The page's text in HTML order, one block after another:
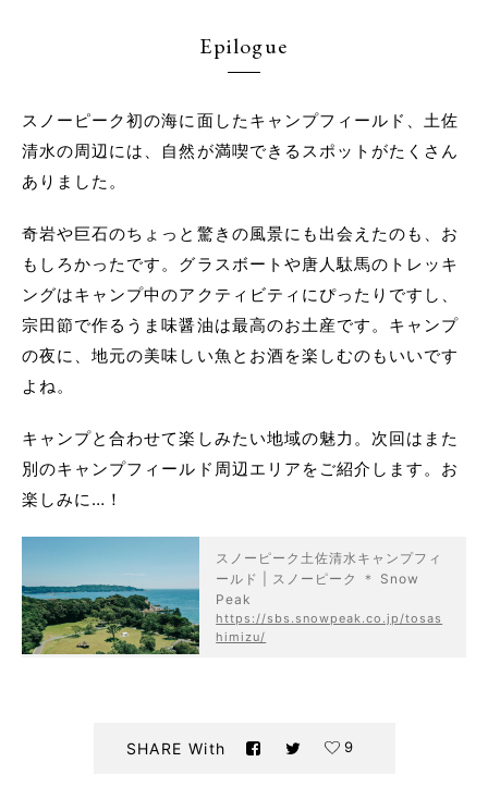
Epilogue
スノーピーク初の海に面したキャンプフィールド、土佐
清水の周辺には、自然が満喫できるスポットがたくさん
ありました。
奇岩や巨石のちょっと驚きの風景にも出会えたのも、お
もしろかったです。グラスボートや唐人駄馬のトレッキ
ングはキャンプ中のアクティビティにぴったりですし、
宗田節で作るうま味醤油は最高のお土産です。キャンプ
の夜に、地元の美味しい魚とお酒を楽しむのもいいです
よね。
キャンプと合わせて楽しみたい地域の魅力。次回はまた
別のキャンプフィールド周辺エリアをご紹介します。お
楽しみに…！
スノーピーク土佐清水キャンプフィ
ールド | スノーピーク ＊ Snow
Peak
https://sbs.snowpeak.co.jp/tosas
himizu/
SHARE With 9